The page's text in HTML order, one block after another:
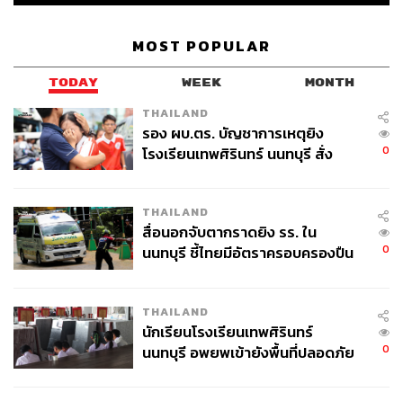
MOST POPULAR
TODAY WEEK MONTH
THAILAND
รอง ผบ.ตร. บัญชาการเหตุยิง
โรงเรียนเทพศิรินทร์ นนทบุรี สั่ง
0
THAILAND
สื่อนอกจับตากราดยิง รร. ใน
นนทบุรี ชี้ไทยมีอัตราครอบครองปืน
0
THAILAND
นักเรียนโรงเรียนเทพศิรินทร์
นนทบุรี อพยพเข้ายังพื้นที่ปลอดภัย
0